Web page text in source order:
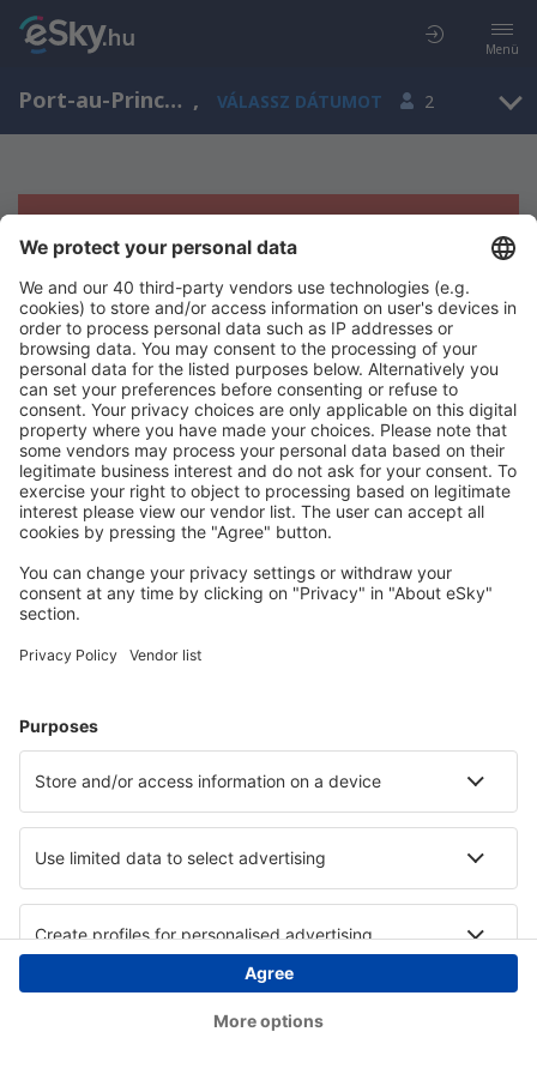
Menü
Port-au-Prince, West Department, Haiti , VÁLASSZ DÁTUMOT 2
Sajnos semmilyen eredménnyel nem
szolgálhatunk.
Próbáld meg még egyszer más kritériumot kiválasztva
Copyright © eSky.hu Minden jog fenntartva.